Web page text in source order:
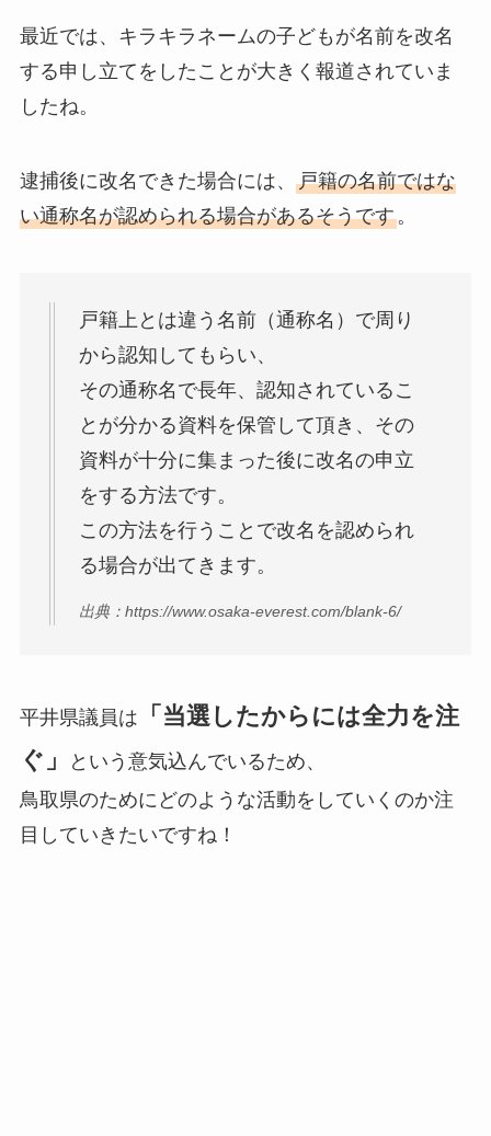
最近では、キラキラネームの子どもが名前を改名
する申し立てをしたことが大きく報道されていま
したね。
逮捕後に改名できた場合には、 戸籍の名前ではな
い通称名が認められる場合があるそうです。
戸籍上とは違う名前（通称名）で周り
から認知してもらい、
その通称名で長年、認知されているこ
とが分かる資料を保管して頂き、その
資料が十分に集まった後に改名の申立
をする方法です。
この方法を行うことで改名を認められ
る場合が出てきます。
出典：https://www.osaka-everest.com/blank-6/
平井県議員は
「当選したからには全力を注
ぐ」
という意気込んでいるため、
鳥取県のためにどのような活動をしていくのか注
目していきたいですね！